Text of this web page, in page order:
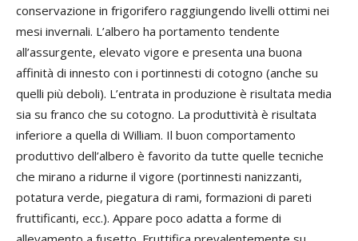
conservazione in frigorifero raggiungendo livelli ottimi nei
mesi invernali. L’albero ha portamento tendente
all’assurgente, elevato vigore e presenta una buona
affinità di innesto con i portinnesti di cotogno (anche su
quelli più deboli). L’entrata in produzione è risultata media
sia su franco che su cotogno. La produttività è risultata
inferiore a quella di William. Il buon comportamento
produttivo dell’albero è favorito da tutte quelle tecniche
che mirano a ridurne il vigore (portinnesti nanizzanti,
potatura verde, piegatura di rami, formazioni di pareti
fruttificanti, ecc.). Appare poco adatta a forme di